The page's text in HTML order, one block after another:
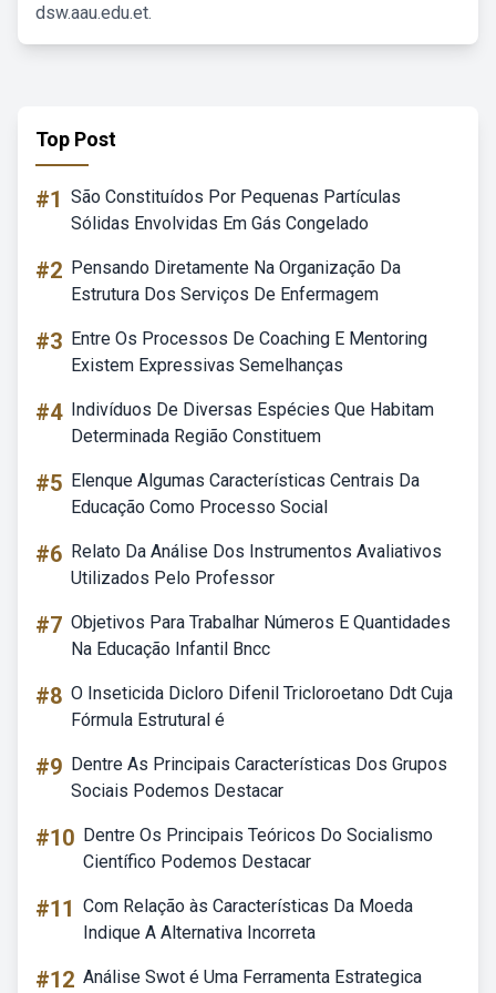
dsw.aau.edu.et.
Top Post
#1 São Constituídos Por Pequenas Partículas
Sólidas Envolvidas Em Gás Congelado
#2 Pensando Diretamente Na Organização Da
Estrutura Dos Serviços De Enfermagem
#3 Entre Os Processos De Coaching E Mentoring
Existem Expressivas Semelhanças
#4 Indivíduos De Diversas Espécies Que Habitam
Determinada Região Constituem
#5 Elenque Algumas Características Centrais Da
Educação Como Processo Social
#6 Relato Da Análise Dos Instrumentos Avaliativos
Utilizados Pelo Professor
#7 Objetivos Para Trabalhar Números E Quantidades
Na Educação Infantil Bncc
#8 O Inseticida Dicloro Difenil Tricloroetano Ddt Cuja
Fórmula Estrutural é
#9 Dentre As Principais Características Dos Grupos
Sociais Podemos Destacar
#10 Dentre Os Principais Teóricos Do Socialismo
Científico Podemos Destacar
#11 Com Relação às Características Da Moeda
Indique A Alternativa Incorreta
#12 Análise Swot é Uma Ferramenta Estrategica